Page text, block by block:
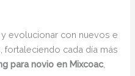
evolucionar con nuevos e
cada día más
para novio en Mixcoac,